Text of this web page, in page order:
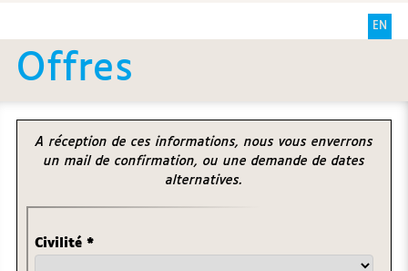
EN
Offres
A réception de ces informations, nous vous enverrons
un mail de confirmation, ou une demande de dates
alternatives.
Civilité*